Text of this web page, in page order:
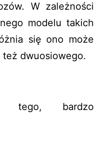
W zależności
modelu takich
się ono może
dwuosiowego.
tego, bardzo